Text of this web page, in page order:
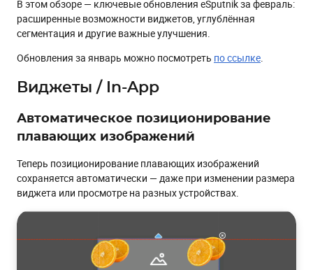
Добавление эффекта размытия фона
Сбор NPS
Использование компонентов URL как Merge Tags
Кастомизация значения Z-Index
Изменение расположения кнопки “Закрыть” в In-App и
виджетах
Сегментация
Проверка на наличие дробных чисел в полях контактов
Сценарии
Проверка параметров события при запуске сценария
В этом обзоре — ключевые обновления eSputnik за февраль:
расширенные возможности виджетов, углублённая
сегментация и другие важные улучшения.
Обновления за январь можно посмотреть по ссылке.
Виджеты / In-App
Автоматическое позиционирование
плавающих изображений
Теперь позиционирование плавающих изображений
сохраняется автоматически — даже при изменении размера
виджета или просмотре на разных устройствах.